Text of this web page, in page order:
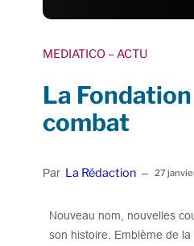
MEDIATICO – ACTU
La
combat
Par La Rédaction – 27
Nouveau nom, nouvelles
son histoire. Emblème de